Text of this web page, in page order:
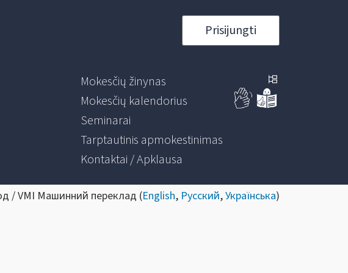
Prisijungti
Mokesčių žinynas
Mokesčių kalendorius
Seminarai
Tarptautinis apmokestinimas
Kontaktai / Apklausa
/ VMI Машинний переклад (English, Русский,Українська)